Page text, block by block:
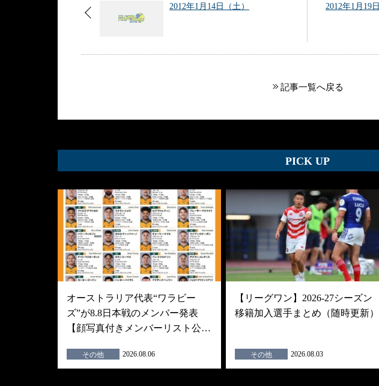
2012年1月14日（土）
2012年1月19
記事一覧へ戻る
PICK UP
オーストラリア代表“ワラビー
ズ”が8.8日本戦のメンバー発表
【顔写真付きメンバーリスト公…
その他 2026.08.06
【リーグワン】2026-27シーズン
移籍加入選手まとめ（随時更新）
その他 2026.08.03